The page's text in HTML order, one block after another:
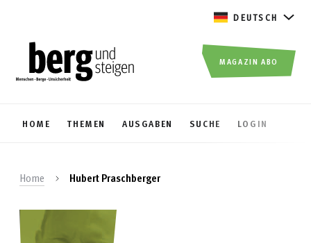
DEUTSCH
HOME THEMEN AUSGABEN SUCHE LOGIN
MAGAZIN ABO
Home Hubert Praschberger